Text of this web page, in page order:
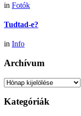
in Fotók
Tudtad-e?
in Info
Archívum
Archívum
Kategóriák